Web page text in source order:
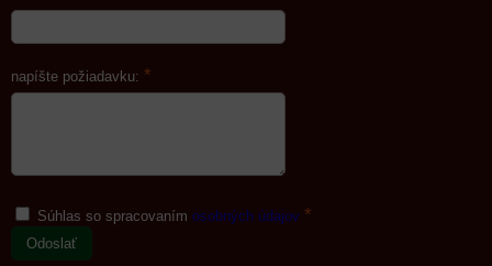
napíšte požiadavku: *
Súhlas so spracovaním osobných údajov *
Odoslať